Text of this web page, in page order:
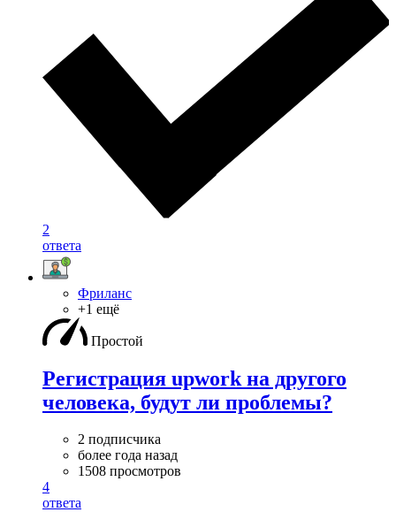
2
ответа
Фриланс
+1 ещё
Простой
Регистрация upwork на другого
человека, будут ли проблемы?
2 подписчика
более года назад
1508 просмотров
4
ответа